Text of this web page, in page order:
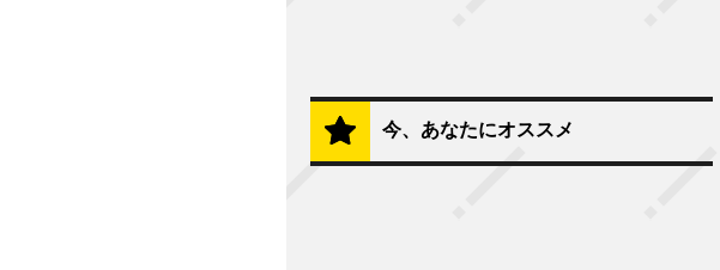
今、あなたにオススメ